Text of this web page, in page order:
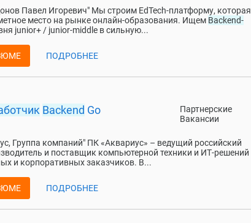
Павел Игоревич" Мы строим EdTech-платформу, которая
место на рынке онлайн-образования. Ищем Backend-
junior+ / junior-middle в сильную...
ПОДРОБНЕЕ
Партнерские
Вакансии
Backend Go
Группа компаний" ПК «Аквариус» – ведущий российский
и поставщик компьютерной техники и ИТ-решений
и корпоративных заказчиков. В...
ПОДРОБНЕЕ